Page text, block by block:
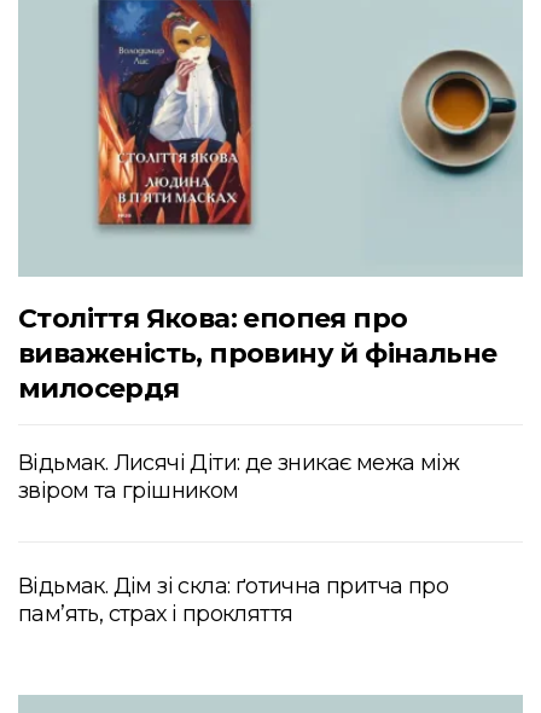
Століття Якова: епопея про
виваженість, провину й фінальне
милосердя
Відьмак. Лисячі Діти: де зникає межа між
звіром та грішником
Відьмак. Дім зі скла: ґотична притча про
пам’ять, страх і прокляття